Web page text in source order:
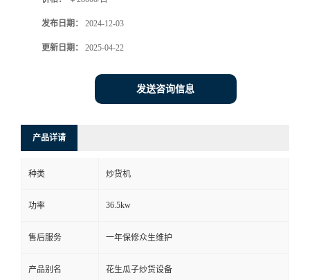
发布日期： 2024-12-03
更新日期： 2025-04-22
发送咨询信息
产品详请
种类 炒货机
功率 36.5kw
售后服务 一年保修众生维护
产品别名 花生瓜子炒货设备